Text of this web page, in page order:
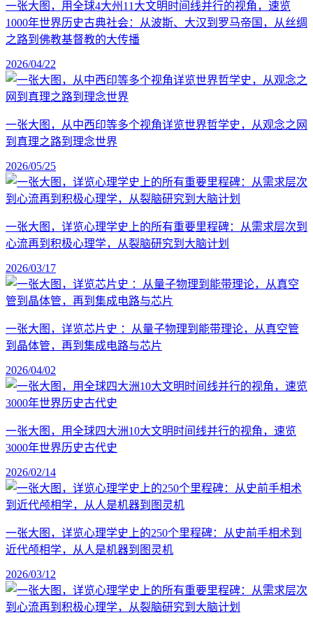
一张大图，用全球4大州11大文明时间线并行的视角，速览
1000年世界历史古典社会：从波斯、大汉到罗马帝国，从丝绸
之路到佛教基督教的大传播
2026/04/22
一张大图，从中西印等多个视角详览世界哲学史，从观念之网
到真理之路到理念世界
2026/05/25
一张大图，详览心理学史上的所有重要里程碑：从需求层次到
心流再到积极心理学，从裂脑研究到大脑计划
2026/03/17
一张大图，详览芯片史 ：从量子物理到能带理论，从真空管
到晶体管，再到集成电路与芯片
2026/04/02
一张大图，用全球四大洲10大文明时间线并行的视角，速览
3000年世界历史古代史
2026/02/14
一张大图，详览心理学史上的250个里程碑：从史前手相术到
近代颅相学，从人是机器到图灵机
2026/03/12